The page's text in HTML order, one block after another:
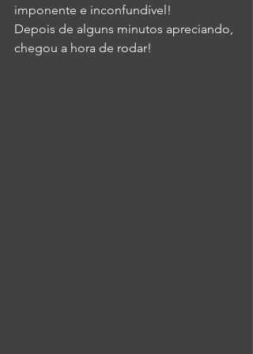
imponente e inconfundível!
Depois de alguns minutos apreciando,
chegou a hora de rodar!